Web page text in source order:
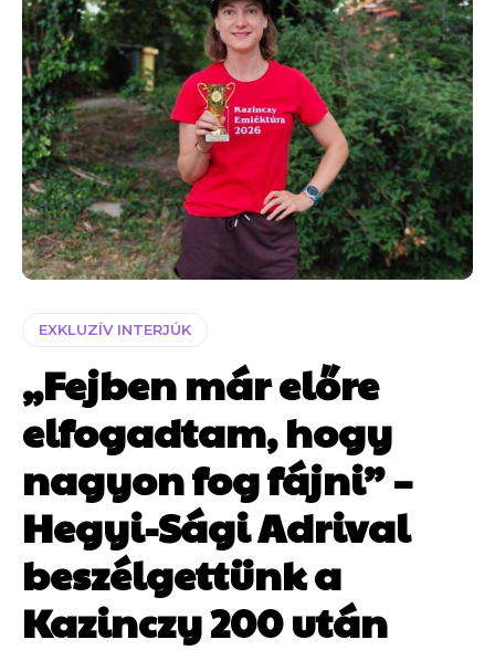
EXKLUZÍV INTERJÚK
„Fejben már előre
elfogadtam, hogy
nagyon fog fájni” –
Hegyi-Sági Adrival
beszélgettünk a
Kazinczy 200 után